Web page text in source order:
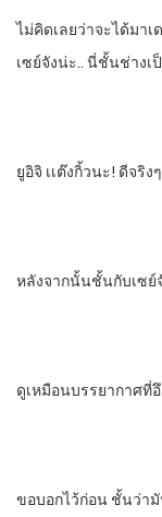
ไม่คิดเลยว่าจะได้มา
เซย์จังน่ะ.. นี่ชั้นช่าง
ยูอิจิ​ เเต๊งกิ้วนะ! ดีจริ
หลังจากนั้นชั้นกับเซย์
ดูเหมือนบรรยากาศ​ที่
ขอบอกไว้ก่อน​ ชั้นว่า